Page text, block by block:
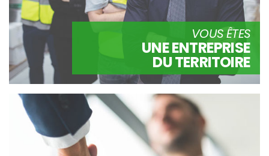
VOUS ÊTES
UNE ENTREPRISE
DU TERRITOIRE